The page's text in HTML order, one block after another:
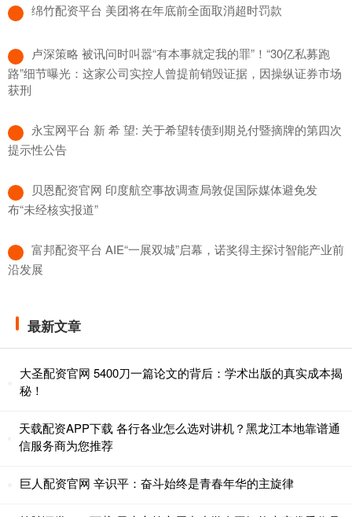
​绵竹配资平台 美团将在年底前全面取消超时罚款
​卢深策略 被讯问时叫嚣“有本事就定我的罪”！“30亿私募跑
路”细节曝光：这家公司实控人曾提前销毁证据，因操纵证券市场
获刑
​永宝网平台 新 希 望: 关于希望转债到期兑付暨摘牌的第四次
提示性公告
​贝恩配资官网 印度航空事故调查局敦促国际媒体避免发
布“未经核实报道”
​富邦配资平台 AIE“一展双城”启幕，诺奖得主探讨智能产业前
沿发展
最新文章
大圣配资官网 5400刀一篇论文的背后：学术出版的真实成本揭
秘！
天载配资APP下载 各行各业怎么选对讲机？黑龙江本地靠谱通
信服务商为您推荐
巨人配资官网 辛识平：奋斗始终是青春年华的主旋律